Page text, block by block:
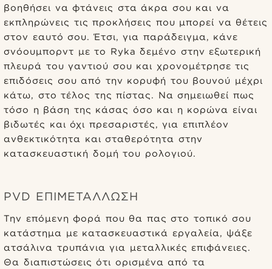
βοηθήσει να φτάνεις στα άκρα σου και να
εκπληρώνεις τις προκλήσεις που μπορεί να θέτεις
στον εαυτό σου. Έτσι, για παράδειγμα, κάνε
σνόουμπορντ με το Ryka δεμένο στην εξωτερική
πλευρά του γαντιού σου και χρονομέτρησε τις
επιδόσεις σου από την κορυφή του βουνού μέχρι
κάτω, στο τέλος της πίστας. Να σημειωθεί πως
τόσο η βάση της κάσας όσο και η κορώνα είναι
βιδωτές και όχι πρεσαριστές, για επιπλέον
ανθεκτικότητα και σταθερότητα στην
κατασκευαστική δομή του ρολογιού.
PVD ΕΠΙΜΕΤΆΛΛΩΣΗ
Την επόμενη φορά που θα πας στο τοπικό σου
κατάστημα με κατασκευαστικά εργαλεία, ψάξε
ατσάλινα τρυπάνια για μεταλλικές επιφάνειες.
Θα διαπιστώσεις ότι ορισμένα από τα